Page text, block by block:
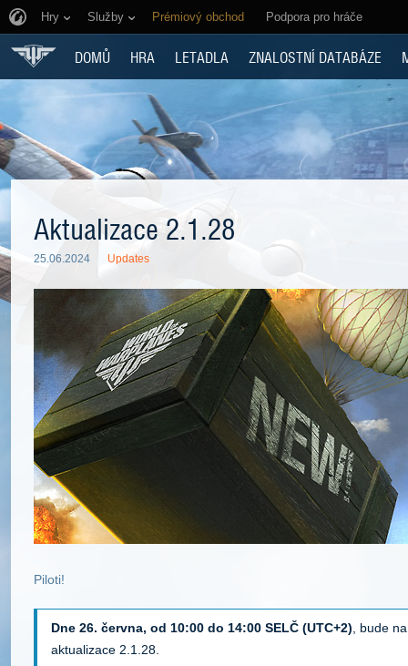
Hry Služby Prémiový obchod Podpora pro hráče
DOMŮ HRA LETADLA ZNALOSTNÍ DATABÁZE
Aktualizace 2.1.28
25.06.2024 Updates
Piloti!
Dne 26. června, od 10:00 do 14:00 SELČ (UTC+2) , bude
aktualizace 2.1.28.